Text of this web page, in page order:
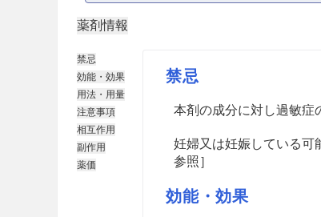
薬剤情報
禁忌
効能・効果
用法・用量
注意事項
相互作用
副作用
薬価
禁忌
本剤の成分に対し過敏症
妊婦又は妊娠している可
参照］
効能・効果